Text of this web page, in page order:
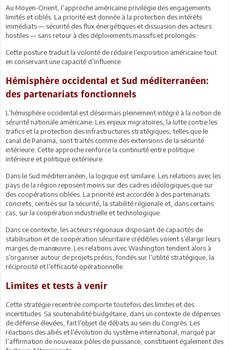
Au Moyen-Orient, l’approche américaine privilégie des engagements
limités et ciblés. La priorité est donnée à la protection des intérêts
immédiats — sécurité des flux énergétiques et dissuasion des acteurs
hostiles — sans retour à des déploiements massifs et prolongés.
Cette posture traduit la volonté de réduire l’exposition américaine tout
en conservant une capacité d’influence.
Hémisphère occidental et Sud méditerranéen:
des partenariats fonctionnels
L’hémisphère occidental est désormais pleinement intégré à la notion de
sécurité nationale américaine. Les enjeux migratoires, la lutte contre les
trafics et la protection des infrastructures stratégiques, telles que le
canal de Panama, sont traités comme des extensions de la sécurité
intérieure. Cette approche renforce la continuité entre politique
intérieure et politique extérieure.
Dans le Sud méditerranéen, la logique est similaire. Les relations avec les
pays de la région reposent moins sur des cadres idéologiques que sur
des coopérations ciblées. La priorité est accordée à des partenariats
concrets, centrés sur la sécurité, la stabilité régionale et, dans certains
cas, sur la coopération industrielle et technologique.
Dans ce contexte, les acteurs régionaux disposant de capacités de
stabilisation et de coopération sécuritaire crédibles voient s’élargir leurs
marges de manœuvre. Les relations avec Washington tendent alors à
s’organiser autour de projets précis, fondés sur l’utilité stratégique, la
réciprocité et l’efficacité opérationnelle.
Limites et tests à venir
Cette stratégie recentrée comporte toutefois des limites et des
incertitudes. Sa soutenabilité budgétaire, dans un contexte de dépenses
de défense élevées, fait l’objet de débats au sein du Congrès. Les
réactions des alliés et l’évolution du système international, marqué par
l’affirmation de nouveaux pôles de puissance, constituent également des